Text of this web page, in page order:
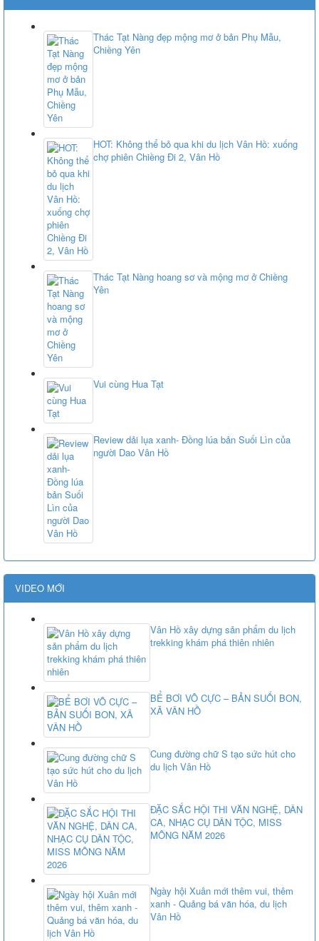
Thác Tạt Nàng đẹp mộng mơ ở bản Phụ Mẫu,
Chiềng Yên
HOT: Không thể bỏ qua khi du lịch Vân Hồ: xuống
chợ phiên Chiềng Đi 2, Vân Hồ
Thác Tạt Nàng hoang sơ và mộng mơ ở Chiềng
Yên
Vui cùng Hua Tạt
Review dải lụa xanh- Đồng lúa bản Suối Lìn của
người Dao Vân Hồ
VIDEO MỚI
Vân Hồ xây dựng sản phẩm du lịch
trekking khám phá thiên nhiên
BỂ BƠI VÔ CỰC – BẢN SUỐI BON,
XÃ VÂN HỒ
Cung đường chữ S tạo sức hút cho
du lịch Vân Hồ
ĐẶC SẮC HỘI THI VĂN NGHỆ, DÂN
CA, NHẠC CỤ DÂN TỘC, MISS
MÔNG NĂM 2026
Ngày hội Xuân mới thêm vui, thêm
xanh - Quảng bá văn hóa, du lịch
Vân Hồ